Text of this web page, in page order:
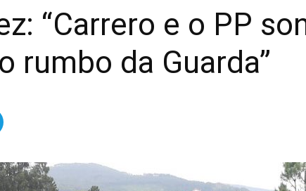
“Carrero e o PP
rumbo da Guarda”